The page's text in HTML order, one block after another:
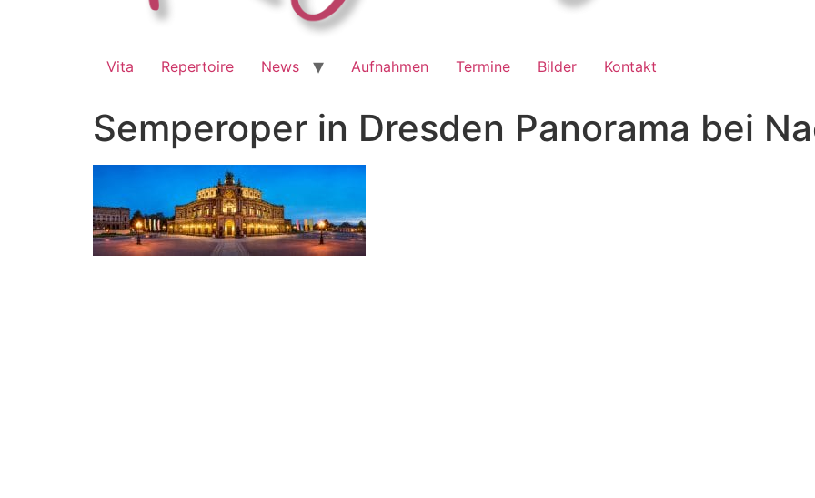
Vita Repertoire News Aufnahmen Termine Bilder Kontakt
Semperoper in Dresden Panorama bei